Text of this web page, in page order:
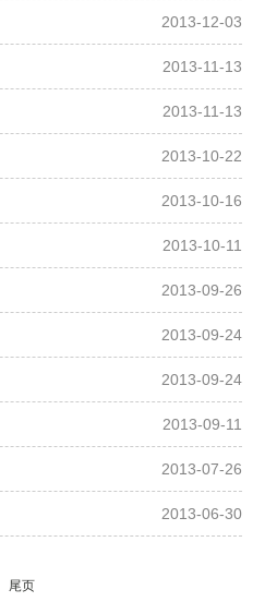
2013-12-03
2013-11-13
2013-11-13
2013-10-22
2013-10-16
2013-10-11
2013-09-26
2013-09-24
2013-09-24
2013-09-11
2013-07-26
2013-06-30
尾页